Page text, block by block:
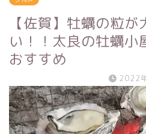
【佐賀】牡蠣の粒
い！！太良の牡蠣小
おすすめ
2022